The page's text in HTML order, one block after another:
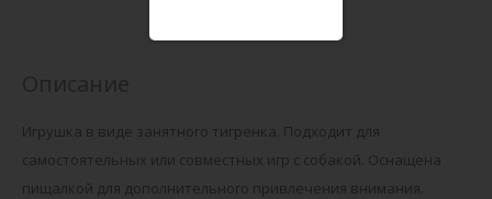
Игрушка в виде занятного тигренка. Подходит для
самостоятельных или совместных игр с собакой. Оснащена
пищалкой для дополнительного привлечения внимания.